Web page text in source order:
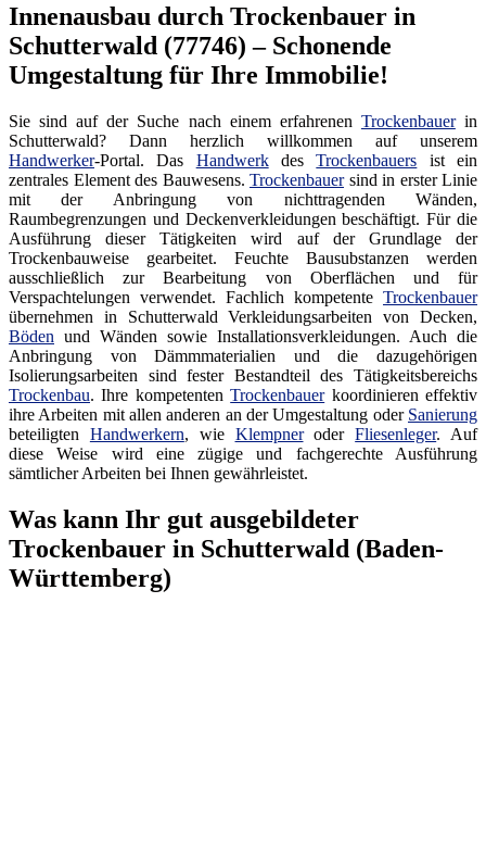
Innenausbau durch Trockenbauer in
Schutterwald (77746) – Schonende
Umgestaltung für Ihre Immobilie!
Sie sind auf der Suche nach einem erfahrenen Trockenbauerin
Schutterwald? Dann herzlich willkommen auf unserem
Handwerker-Portal. Das HandwerkdesTrockenbauers ist ein
zentrales Element des Bauwesens. Trockenbauersind in erster Linie
mit der Anbringung von nichttragenden Wänden,
Raumbegrenzungen und Deckenverkleidungen beschäftigt. Für die
Ausführung dieser Tätigkeiten wird auf der Grundlage der
Trockenbauweise gearbeitet. Feuchte Bausubstanzen werden
ausschließlich zur Bearbeitung von Oberflächen und für
Verspachtelungen verwendet. Fachlich kompetente Trockenbauer
übernehmen in Schutterwald Verkleidungsarbeiten von Decken,
Böden und Wänden sowie Installationsverkleidungen. Auch die
Anbringung von Dämmmaterialien und die dazugehörigen
Isolierungsarbeiten sind fester Bestandteil des Tätigkeitsbereichs
Trockenbau. Ihre kompetentenTrockenbauerkoordinieren effektiv
ihre Arbeiten mit allen anderen an der Umgestaltung oder Sanierung
beteiligten Handwerkern, wie KlempneroderFliesenleger. Auf
diese Weise wird eine zügige und fachgerechte Ausführung
sämtlicher Arbeiten bei Ihnen gewährleistet.
Was kann Ihr gut ausgebildeter
Trockenbauer in Schutterwald (Baden-
Württemberg)